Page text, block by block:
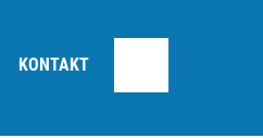
KONTAKT